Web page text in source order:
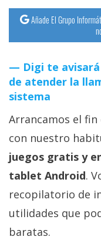
Añade El Grupo
Digi te
de atender la
sistema
Arrancamos el
con nuestro
juegos gratis y
tablet Android.
recopilatorio de
utilidades que
baratas.